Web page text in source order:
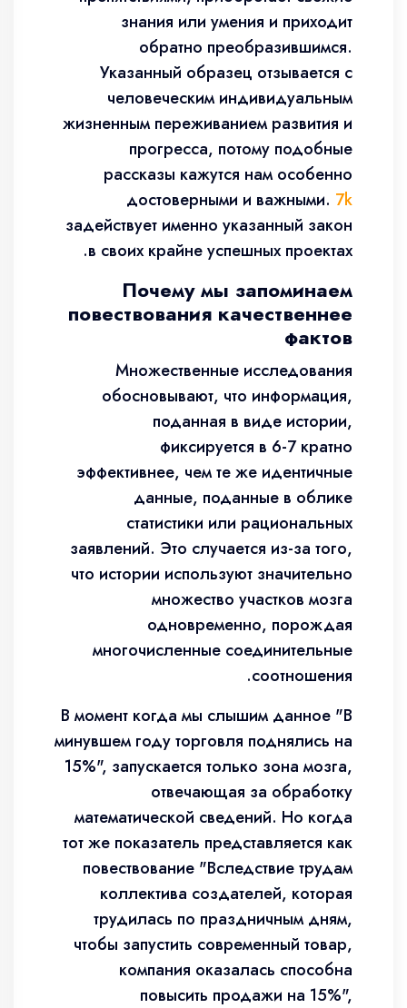
знания или умения и приходит
обратно преобразившимся.
Указанный образец отзывается с
человеческим индивидуальным
жизненным переживанием развития и
прогресса, потому подобные
рассказы кажутся нам особенно
достоверными и важными. 7k
задействует именно указанный закон
в своих крайне успешных проектах.
Почему мы запоминаем
повествования качественнее
фактов
Множественные исследования
обосновывают, что информация,
поданная в виде истории,
фиксируется в 6-7 кратно
эффективнее, чем те же идентичные
данные, поданные в облике
статистики или рациональных
заявлений. Это случается из-за того,
что истории используют значительно
множество участков мозга
одновременно, порождая
многочисленные соединительные
соотношения.
В момент когда мы слышим данное "В
минувшем году торговля поднялись на
15%", запускается только зона мозга,
отвечающая за обработку
математической сведений. Но когда
тот же показатель представляется как
повествование "Вследствие трудам
коллектива создателей, которая
трудилась по праздничным дням,
чтобы запустить современный товар,
компания оказалась способна
повысить продажи на 15%",